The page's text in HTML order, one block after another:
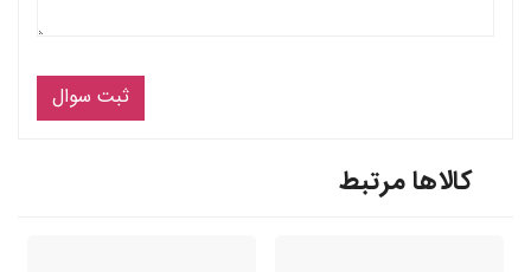
ثبت سوال
کالاها مرتبط